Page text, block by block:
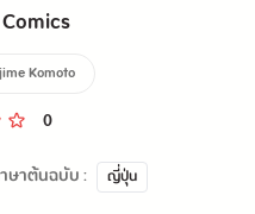
Komoto
0
ษาต้นฉบับ : ญี่ปุ่น